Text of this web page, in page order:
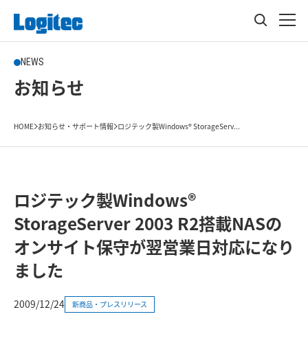
NEWS
お知らせ
HOME お知らせ・サポート情報 ロジテック製Windows® StorageServ...
ロジテック製Windows®
StorageServer 2003 R2搭載NASの
オンサイト保守が翌営業日対応になり
ました
2009/12/24 新商品・プレスリリース